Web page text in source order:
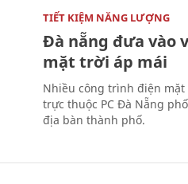
TIẾT KIỆM NĂNG LƯỢNG
Đà nẵng đưa vào
mặt trời áp mái
Nhiều công trình điện
trực thuộc PC Đà Nẵng
địa bàn thành phố.